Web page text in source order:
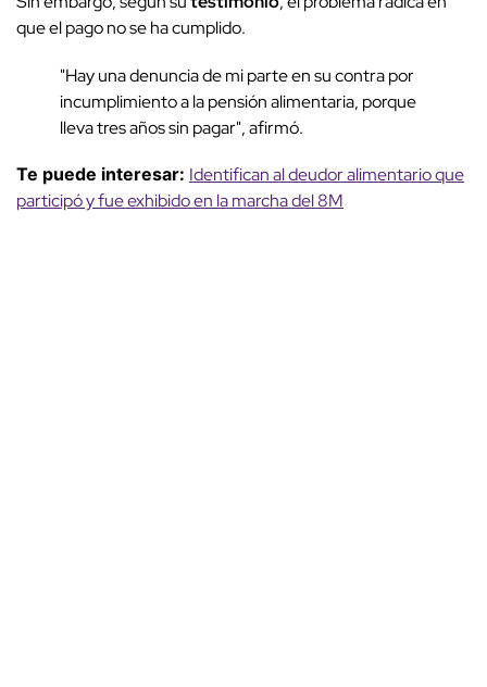
que el pago no se ha cumplido.
"Hay una denuncia de mi parte en su contra por
incumplimiento a la pensión alimentaria, porque
lleva tres años sin pagar", afirmó.
Te puede interesar: Identifican al deudor alimentario que
participó y fue exhibido en la marcha del 8M